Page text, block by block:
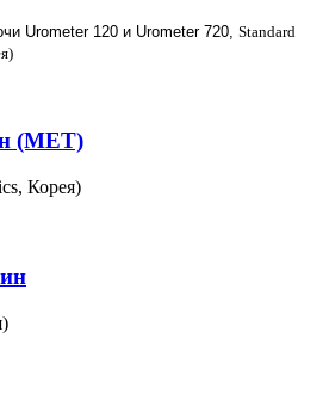
Urometer 120 и Urometer 720, Standard
(MET)
Корея)